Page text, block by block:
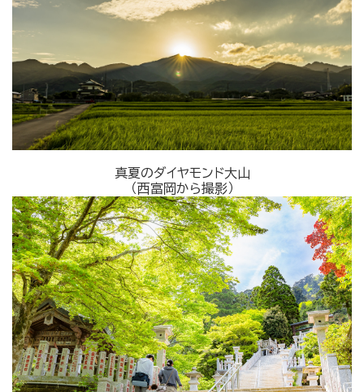
真夏のダイヤモンド大山
（西富岡から撮影）